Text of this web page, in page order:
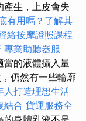
產生，上皮會失
有用嗎？了解其
絡按摩證照課程
專業助聽器服
當的液體攝入量
仍然有一些輪廓
人打造理想生活
結合 貨運服務全